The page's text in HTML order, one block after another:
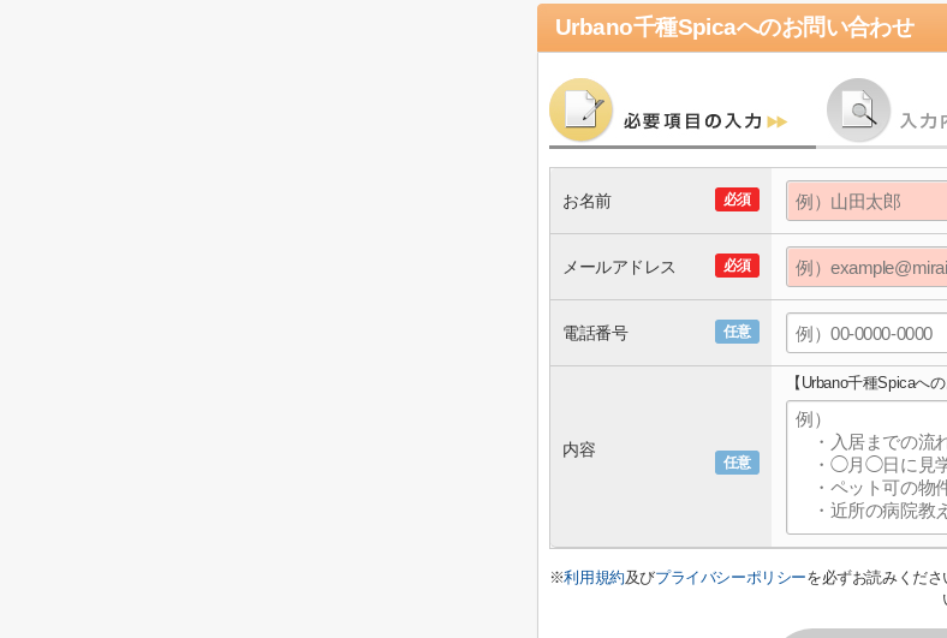
Urbano千種Spicaへのお問い合わせ
必須
お名前
必須
メールアドレス
任意
電話番号
任意
内容
【Urbano千種Spicaへ
※利用規約及びプライバシーポリシーを必ずお読みくだ